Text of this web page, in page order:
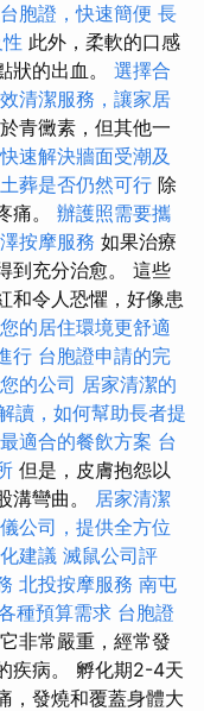
胞證，快速簡便 長
此外，柔軟的口感
狀的出血。 選擇合
清潔服務，讓家居
青黴素，但其他一
速解決牆面受潮及
葬是否仍然可行 除
痛。 辦護照需要攜
按摩服務 如果治療
到充分治愈。 這些
和令人恐懼，好像患
的居住環境更舒適
行 台胞證申請的完
的公司 居家清潔的
讀，如何幫助長者提
適合的餐飲方案 台
但是，皮膚抱怨以
溝彎曲。 居家清潔
公司，提供全方位
建議 滅鼠公司評
北投按摩服務 南屯
種預算需求 台胞證
非常嚴重，經常發
疾病。 孵化期2-4天
，發燒和覆蓋身體大